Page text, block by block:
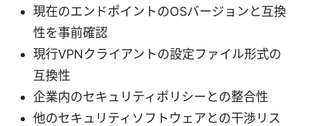
現在のエンドポイントのOSバージョンと互換
性を事前確認
現行VPNクライアントの設定ファイル形式の
互換性
企業内のセキュリティポリシーとの整合性
他のセキュリティソフトウェアとの干渉リス